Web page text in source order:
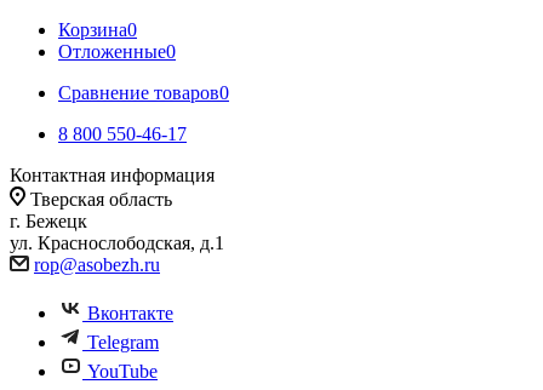
Корзина0
Отложенные0
Сравнение товаров0
8 800 550-46-17
Контактная информация
Тверская область
г. Бежецк
ул. Краснослободская, д.1
rop@asobezh.ru
Вконтакте
Telegram
YouTube